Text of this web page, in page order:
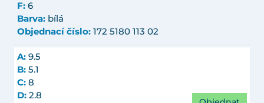
F: 6
Barva: bílá
Objednací číslo: 172 5180 113 02
A: 9.5
B: 5.1
C: 8
D: 2.8